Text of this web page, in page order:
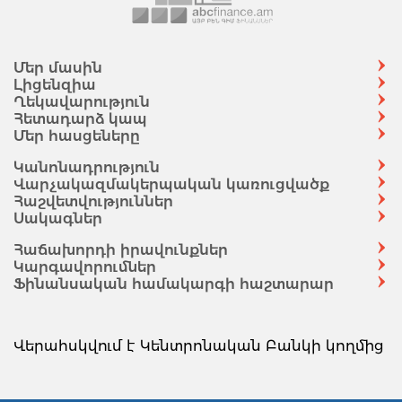
Մեր մասին
Լիցենզիա
Ղեկավարություն
Հետադարձ կապ
Մեր հասցեները
Կանոնադրություն
Վարչակազմակերպական կառուցվածք
Հաշվետվություններ
Սակագներ
Հաճախորդի իրավունքներ
Կարգավորումներ
Ֆինանսական համակարգի հաշտարար
Վերահսկվում է Կենտրոնական Բանկի կողմից